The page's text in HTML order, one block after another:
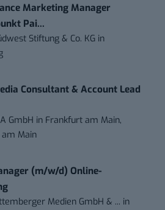
Marketing Manager
Pai...
Stiftung & Co. KG in
Consultant & Account Lead
GmbH in Frankfurt am Main,
Main
(m/w/d) Online-
Medien GmbH & ... in